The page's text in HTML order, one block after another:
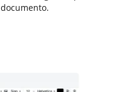
documento.